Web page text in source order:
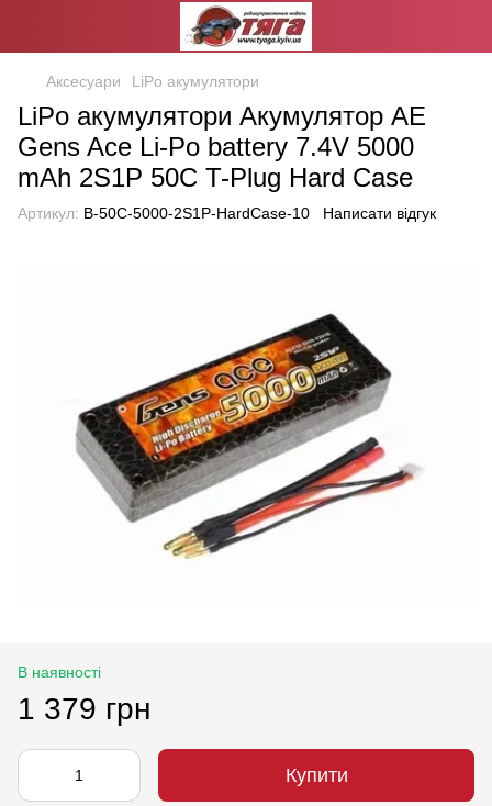
Аксесуари LiPo акумулятори
LiPo акумулятори Акумулятор AE
Gens Ace Li-Po battery 7.4V 5000
mAh 2S1P 50C T-Plug Hard Case
Артикул: B-50C-5000-2S1P-HardCase-10 Написати відгук
В наявності
1 379 грн
Купити